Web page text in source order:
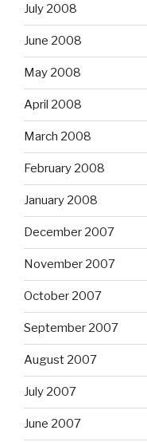
July 2008
June 2008
May 2008
April 2008
March 2008
February 2008
January 2008
December 2007
November 2007
October 2007
September 2007
August 2007
July 2007
June 2007